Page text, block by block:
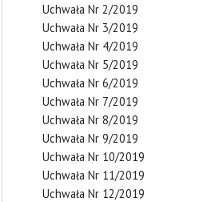
Uchwała Nr 2/2019
Uchwała Nr 3/2019
Uchwała Nr 4/2019
Uchwała Nr 5/2019
Uchwała Nr 6/2019
Uchwała Nr 7/2019
Uchwała Nr 8/2019
Uchwała Nr 9/2019
Uchwała Nr 10/2019
Uchwała Nr 11/2019
Uchwała Nr 12/2019